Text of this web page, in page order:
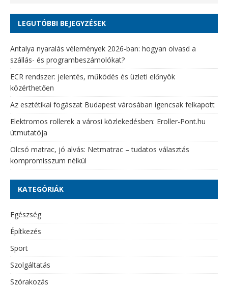
LEGUTÓBBI BEJEGYZÉSEK
Antalya nyaralás vélemények 2026-ban: hogyan olvasd a
szállás- és programbeszámolókat?
ECR rendszer: jelentés, működés és üzleti előnyök
közérthetően
Az esztétikai fogászat Budapest városában igencsak felkapott
Elektromos rollerek a városi közlekedésben: Eroller-Pont.hu
útmutatója
Olcsó matrac, jó alvás: Netmatrac – tudatos választás
kompromisszum nélkül
KATEGÓRIÁK
Egészség
Építkezés
Sport
Szolgáltatás
Szórakozás